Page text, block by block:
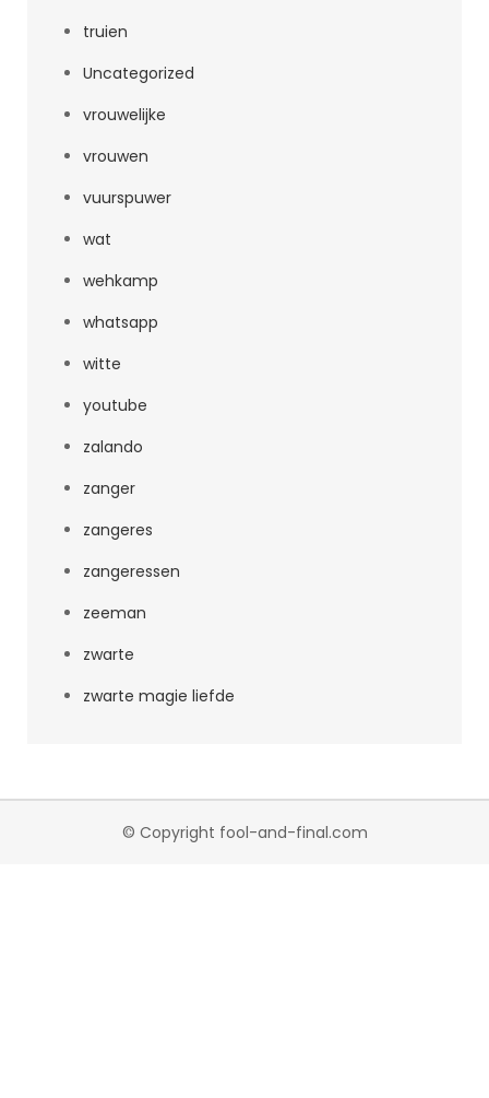
truien
Uncategorized
vrouwelijke
vrouwen
vuurspuwer
wat
wehkamp
whatsapp
witte
youtube
zalando
zanger
zangeres
zangeressen
zeeman
zwarte
zwarte magie liefde
© Copyright fool-and-final.com